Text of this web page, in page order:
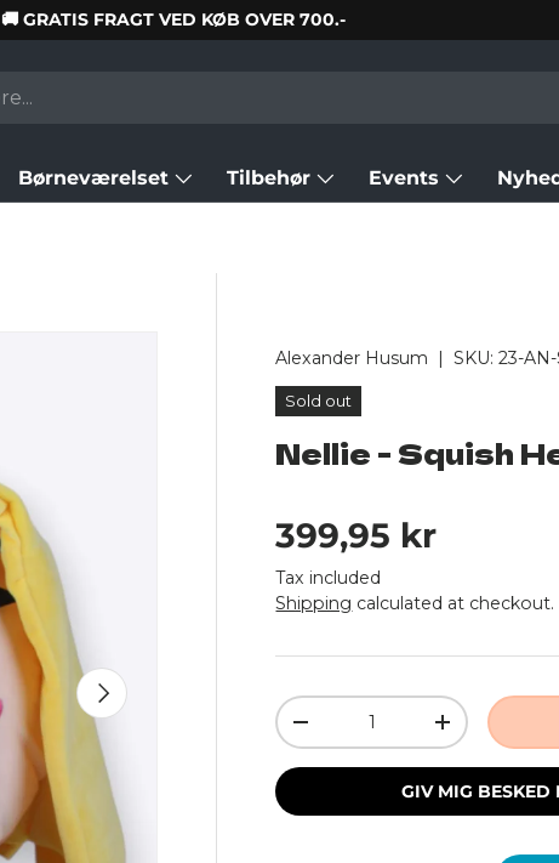
🚚 GRATIS FRAGT VED KØB OVER 700.-
Børneværelset Tilbehør Events
Next
Alexander Husum |SKU: 23-
Sold out
Nellie - Squish
Regular price
399,95 kr
Tax included
Shipping calculated at checkout.
Qty
Decrease quantityIncrease
GIV MIG BESKED